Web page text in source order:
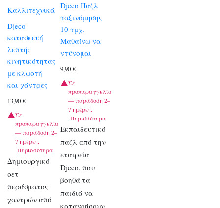
Καλλιτεχνικά
Djeco
κατασκευή
λεπτής
κινητικότητας
με κλωστή
και χάντρες
13,90 €
Σε
προπαραγγελία
— παράδοση 2–
7 ημέρες.
Περισσότερα
Δημιουργικό
σετ
περάσματος
χαντρών από
Djeco Παζλ
ταξινόμησης
10 τμχ.
Μαθαίνω να
ντύνομαι
9,90€
Σε
προπαραγγελία
— παράδοση 2–
7 ημέρες.
Περισσότερα
Εκπαιδευτικό
παζλ από την
εταιρεία
Djeco, που
βοηθά τα
παιδιά να
κατανοήσουν